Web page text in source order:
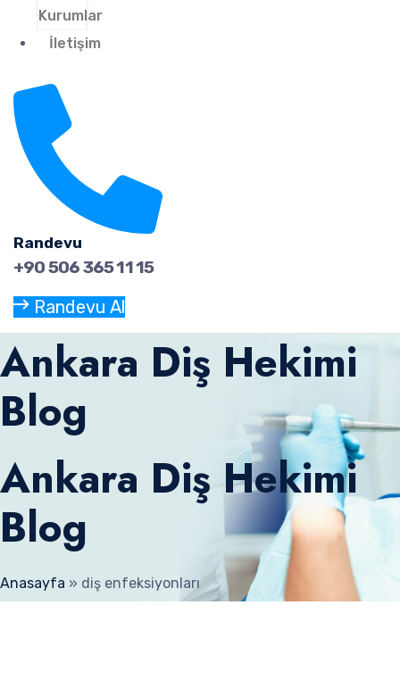
Kurumlar
İletişim
Randevu
+90 506 365 11 15
Randevu Al
Ankara Diş Hekimi
Blog
Ankara Diş Hekimi
Blog
Anasayfa » diş enfeksiyonları